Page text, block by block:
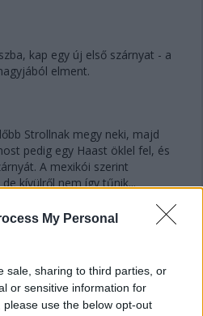
My Personal
sale, sharing to third parties, or
or sensitive information for
use the below opt-out
kap egy új első szárnyat - a
elment.
Strollnak megy neki, majd
pedig egy Haast öklel fel, és
A mexikói szerint
kívülről nem így tűnik...